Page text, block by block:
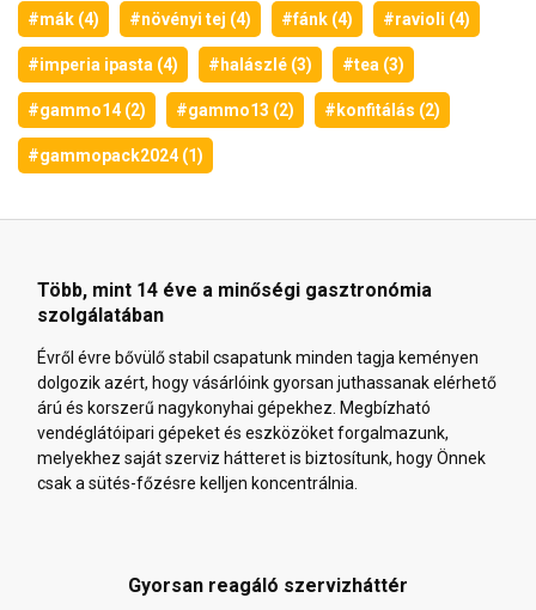
#mák (4) #növényi tej (4) #fánk (4) #ravioli (4)
#imperia ipasta (4) #halászlé (3) #tea (3)
#gammo14 (2) #gammo13 (2) #konfitálás (2)
#gammopack2024 (1)
Több, mint 14 éve a minőségi gasztronómia
szolgálatában
Évről évre bővülő stabil csapatunk minden tagja keményen
dolgozik azért, hogy vásárlóink gyorsan juthassanak elérhető
árú és korszerű nagykonyhai gépekhez. Megbízható
vendéglátóipari gépeket és eszközöket forgalmazunk,
melyekhez saját szerviz hátteret is biztosítunk, hogy Önnek
csak a sütés-főzésre kelljen koncentrálnia.
Gyorsan reagáló szervizháttér